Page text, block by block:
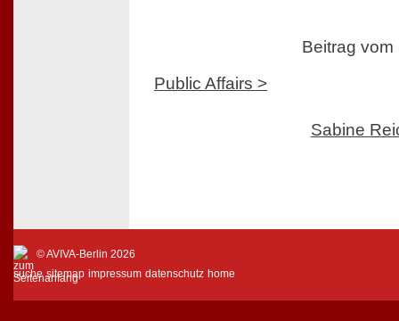
Public Affairs >
Beitrag
Sabine
© AVIVA-Berlin 2026
suche sitemap impressum datenschutz home